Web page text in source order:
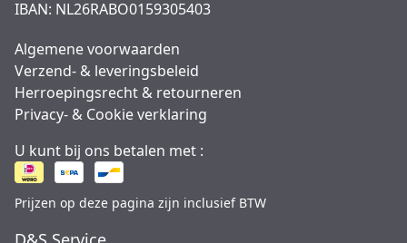
IBAN: NL26RABO0159305403
Algemene voorwaarden
Verzend- & leveringsbeleid
Herroepingsrecht & retourneren
Privacy- & Cookie verklaring
U kunt bij ons betalen met :
Prijzen op deze pagina zijn inclusief BTW